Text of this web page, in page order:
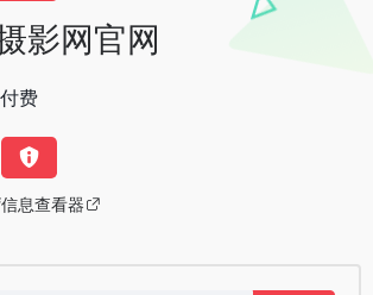
影网官网
费
息查看器